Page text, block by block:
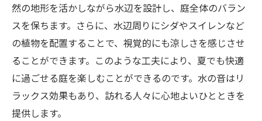
一年中楽しめる庭を造るためのポイント
季節ごとの見所を作るための工夫
庭に彩りを与える四季折々の花
手間を省くための自動灌漑システム
冬場でも楽しめる庭の照明設計
メンテナンスを簡単にするためのヒント
然の地形を活かしながら水辺を設計し、庭全体のバラン
スを保ちます。さらに、水辺周りにシダやスイレンなど
の植物を配置することで、視覚的にも涼しさを感じさせ
ることができます。このような工夫により、夏でも快適
に過ごせる庭を楽しむことができるのです。水の音はリ
ラックス効果もあり、訪れる人々に心地よいひとときを
提供します。